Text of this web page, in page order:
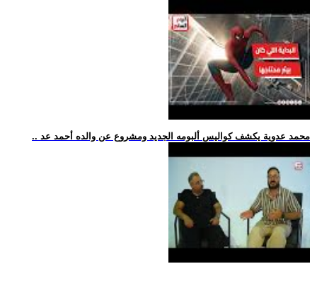
.. محمد عدوية يكشف كواليس ألبومه الجديد ومشروع عن والده أحمد عد